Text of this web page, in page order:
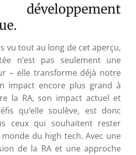
vu tout au long de cet aperçu,
n’est pas seulement une
– elle transforme déjà notre
impact encore plus grand à
la RA, son impact actuel et
qu’elle soulève, est donc
ceux qui souhaitent rester
du high tech. Avec une
de la RA et une approche